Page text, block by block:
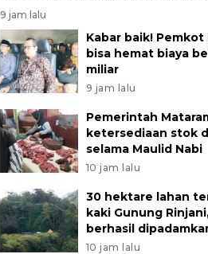
9 jam lalu
Kabar baik! Pemkot
bisa hemat biaya
miliar
9 jam lalu
Pemerintah
ketersediaan stok
selama Maulid Nabi
10 jam lalu
30 hektare lahan
kaki Gunung
berhasil
10 jam lalu